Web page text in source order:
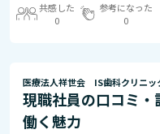
共感した
0
参考になった
0
医療法人祥世会 IS歯科クリニッ
現職社員の口コミ・
働く魅力